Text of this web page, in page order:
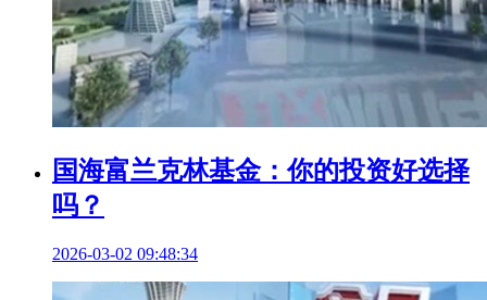
国海富兰克林基金：你的投资好选择
吗？
2026-03-02 09:48:34